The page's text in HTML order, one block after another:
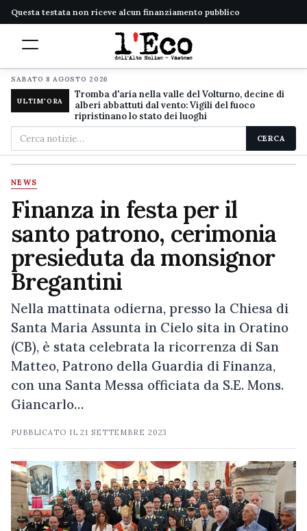
Questa testata non riceve alcun finanziamento pubblico
SABATO 8 AGOSTO 2026
ULTIM'ORA
Tromba d'aria nella valle del Volturno, decine di
alberi abbattuti dal vento: Vigili del fuoco
ripristinano lo stato dei luoghi
Cerca
nel
sito
CERCA
NEWS
Finanza in festa per il
santo patrono, cerimonia
presieduta da monsignor
Bregantini
Nella mattinata odierna, presso la Chiesa di
Santa Maria Assunta in Cielo sita in Oratino
(CB), è stata celebrata la ricorrenza di San
Matteo, Patrono della Guardia di Finanza,
con una Santa Messa officiata da S.E. Mons.
Giancarlo…
PUBBLICATO IL21 SETTEMBRE 2023